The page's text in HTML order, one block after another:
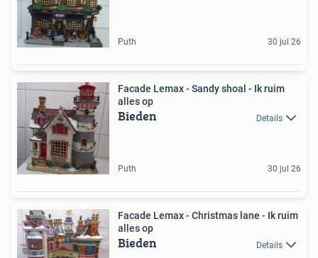
Puth 30 jul 26
Facade Lemax - Sandy shoal - Ik ruim
alles op
Bieden Details
Puth 30 jul 26
Facade Lemax - Christmas lane - Ik ruim
alles op
Bieden Details